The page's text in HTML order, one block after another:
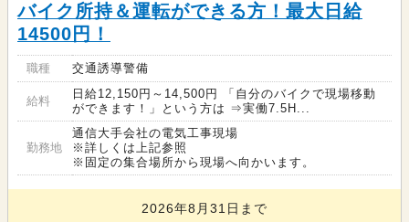
バイク所持＆運転ができる方！最大日給
14500円！
職種 交通誘導警備
給料
日給12,150円～14,500円 「自分のバイクで現場移動
ができます！」という方は ⇒実働7.5H...
勤務地
通信大手会社の電気工事現場
※詳しくは上記参照
※固定の集合場所から現場へ向かいます。
2026年8月31日まで